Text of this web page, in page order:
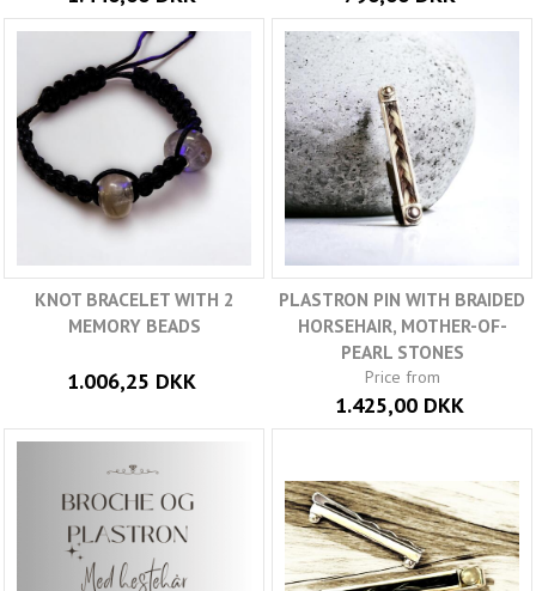
KNOT BRACELET WITH 2
MEMORY BEADS
1.006,25 DKK
PLASTRON PIN WITH BRAIDED
HORSEHAIR, MOTHER-OF-
PEARL STONES
Price from
1.425,00 DKK